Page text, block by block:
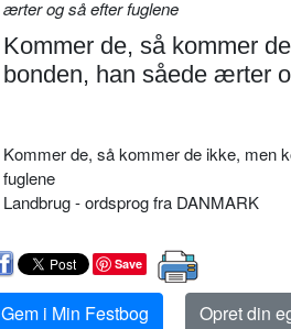
ærter og så efter fuglene
Kommer de, så kommer
bonden, han såede ærter
Kommer de, så kommer de ikke, men
fuglene
Landbrug - ordsprog fra DANMARK
Save
Gem i Min Festbog Opret din